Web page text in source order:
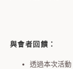
與會者回饋：
透過本次活